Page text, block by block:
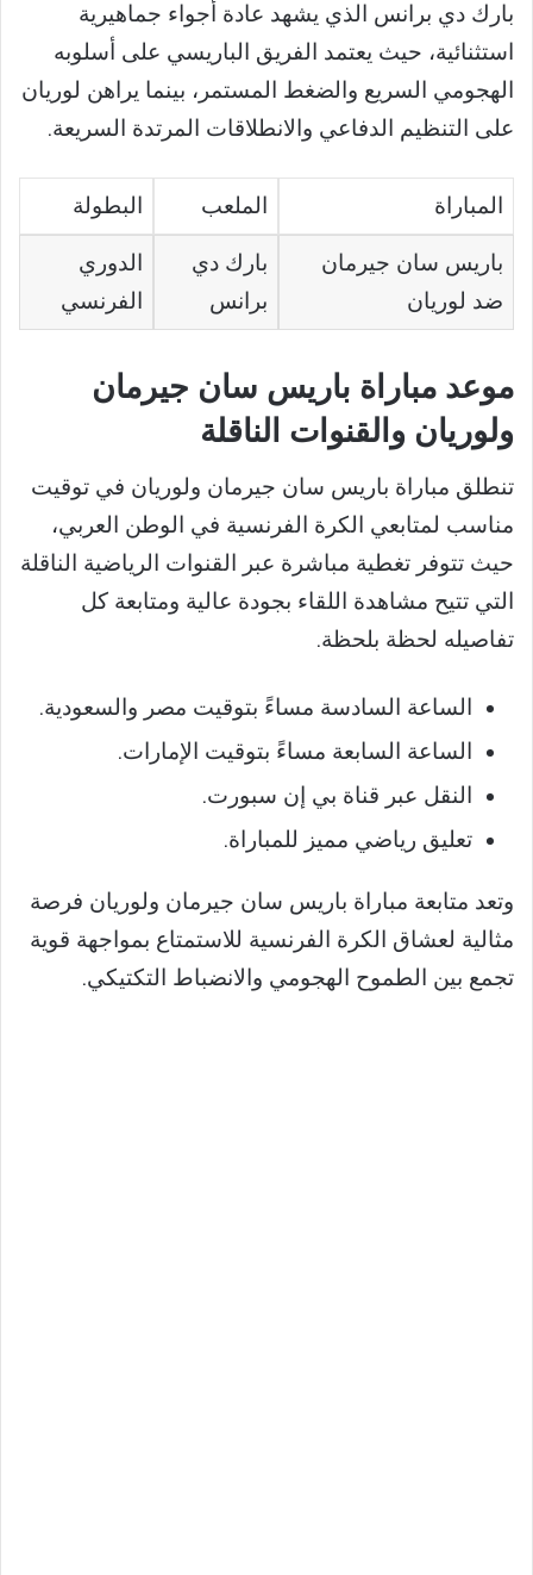
بارك دي برانس الذي يشهد عادة أجواء جماهيرية
استثنائية، حيث يعتمد الفريق الباريسي على أسلوبه
الهجومي السريع والضغط المستمر، بينما يراهن لوريان
على التنظيم الدفاعي والانطلاقات المرتدة السريعة.
المباراة الملعب البطولة
باريس سان جيرمان
ضد لوريان
بارك دي
برانس
الدوري
الفرنسي
موعد مباراة باريس سان جيرمان
ولوريان والقنوات الناقلة
تنطلق مباراة باريس سان جيرمان ولوريان في توقيت
مناسب لمتابعي الكرة الفرنسية في الوطن العربي،
حيث تتوفر تغطية مباشرة عبر القنوات الرياضية الناقلة
التي تتيح مشاهدة اللقاء بجودة عالية ومتابعة كل
تفاصيله لحظة بلحظة.
الساعة السادسة مساءً بتوقيت مصر والسعودية.
الساعة السابعة مساءً بتوقيت الإمارات.
النقل عبر قناة بي إن سبورت.
تعليق رياضي مميز للمباراة.
وتعد متابعة مباراة باريس سان جيرمان ولوريان فرصة
مثالية لعشاق الكرة الفرنسية للاستمتاع بمواجهة قوية
تجمع بين الطموح الهجومي والانضباط التكتيكي.